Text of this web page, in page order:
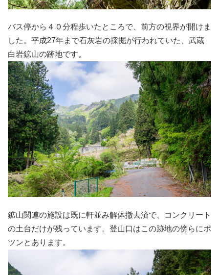
バス停から４０分程歩いたところで、前方の視界が開けま
した。平成27年まで石灰岩の採掘が行われていた、武蔵
白岩鉱山の跡地です。
鉱山関連の施設は既に軒並み解体撤去済で、コンクリート
の土台だけが残っています。登山口はこの跡地の傍らにポ
ツンとあります。